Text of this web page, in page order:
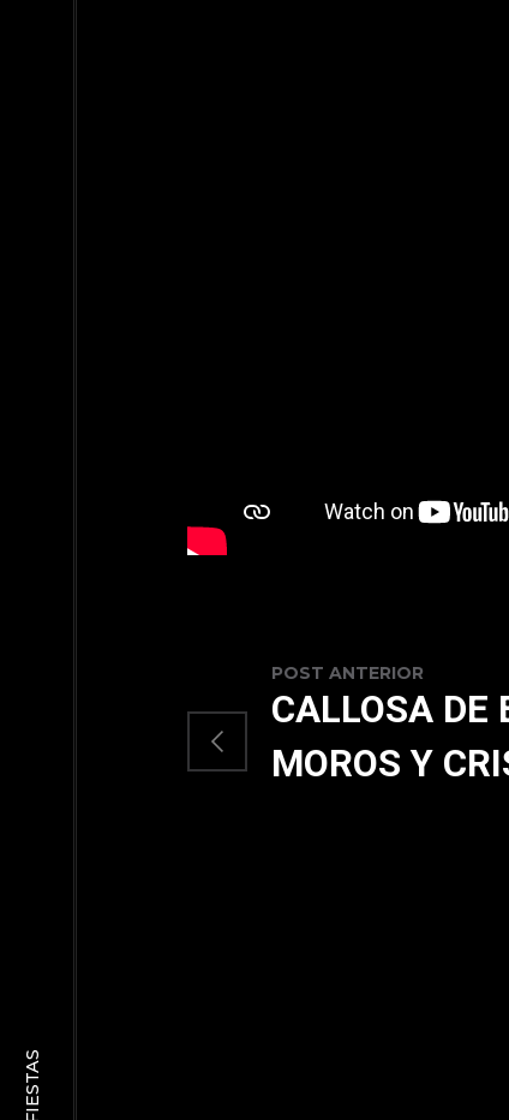
FIESTAS
POST ANTERIOR
CALLOSA DE
MOROS Y